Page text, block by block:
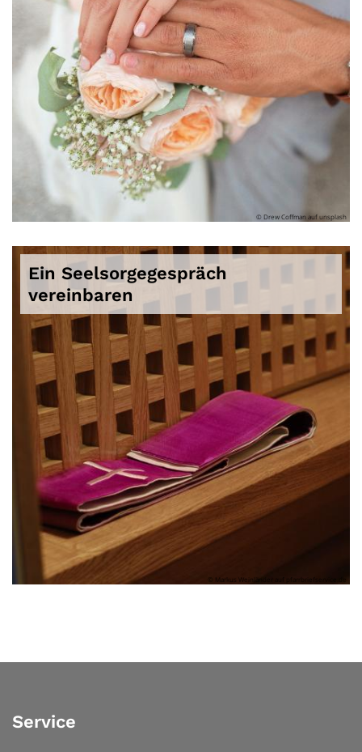
© Drew Coffman auf unsplash
Ein Seelsorgegespräch
vereinbaren
© Markus Weinländer auf pfarrbriefservice.de
Service